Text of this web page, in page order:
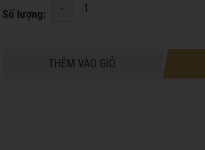
Số lượng: -
THÊM VÀO GIỎ